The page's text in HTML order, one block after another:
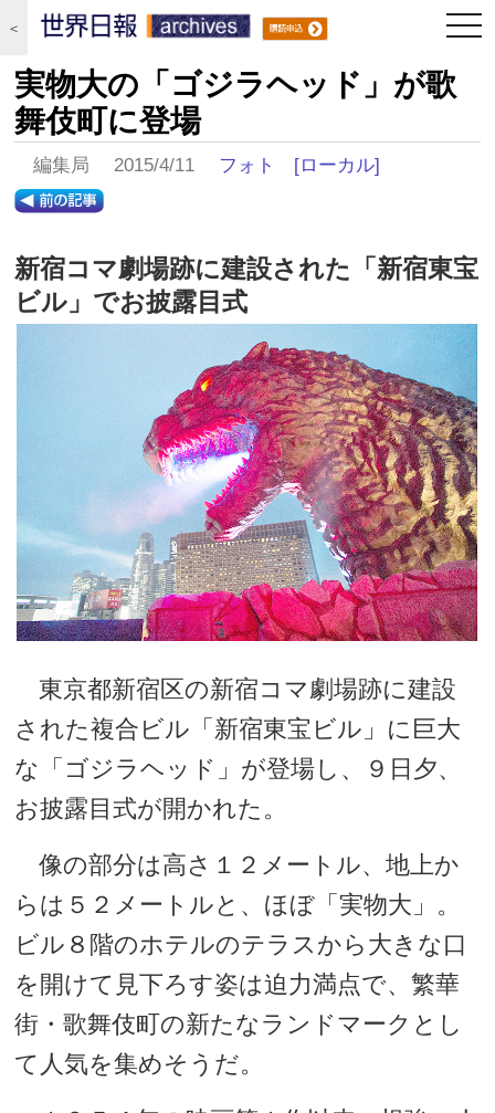
＜
実物大の「ゴジラヘッド」が歌
舞伎町に登場
編集局 2015/4/11 フォト [ローカル]
新宿コマ劇場跡に建設された「新宿東宝
ビル」でお披露目式
東京都新宿区の新宿コマ劇場跡に建設
された複合ビル「新宿東宝ビル」に巨大
な「ゴジラヘッド」が登場し、９日夕、
お披露目式が開かれた。
像の部分は高さ１２メートル、地上か
らは５２メートルと、ほぼ「実物大」。
ビル８階のホテルのテラスから大きな口
を開けて見下ろす姿は迫力満点で、繁華
街・歌舞伎町の新たなランドマークとし
て人気を集めそうだ。